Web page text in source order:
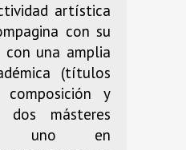
artística
con su
una amplia
(títulos
composición y
másteres
uno en